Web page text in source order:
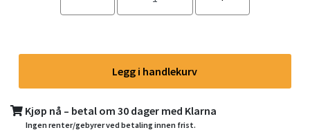
Legg i handlekurv
Kjøp nå – betal om 30 dager med Klarna
Ingen renter/gebyrer ved betaling innen frist.